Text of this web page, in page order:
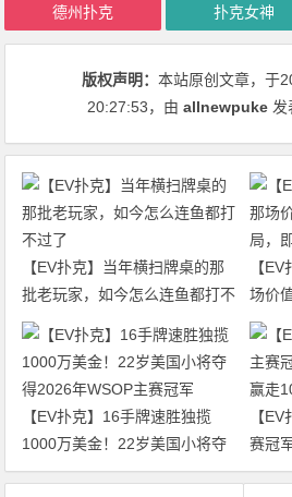
德州扑克 扑克女神
版权声明：本站原创文章，于
20:27:53，由allnewpuke 发
【EV扑克】当年横扫牌桌的那
批老玩家，如今怎么连鱼都打不
过了
【
场价
局，
【EV扑克】16手牌速胜独揽
1000万美金！22岁美国小将夺
得2026年WSOP主赛冠军
【
赛冠
走